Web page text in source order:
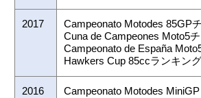
2017
Campeonato Motodes 85GP
Cuna de Campeones Moto5
Campeonato de España
Hawkers Cup 85ccランキン
2016
Campeonato Motodes